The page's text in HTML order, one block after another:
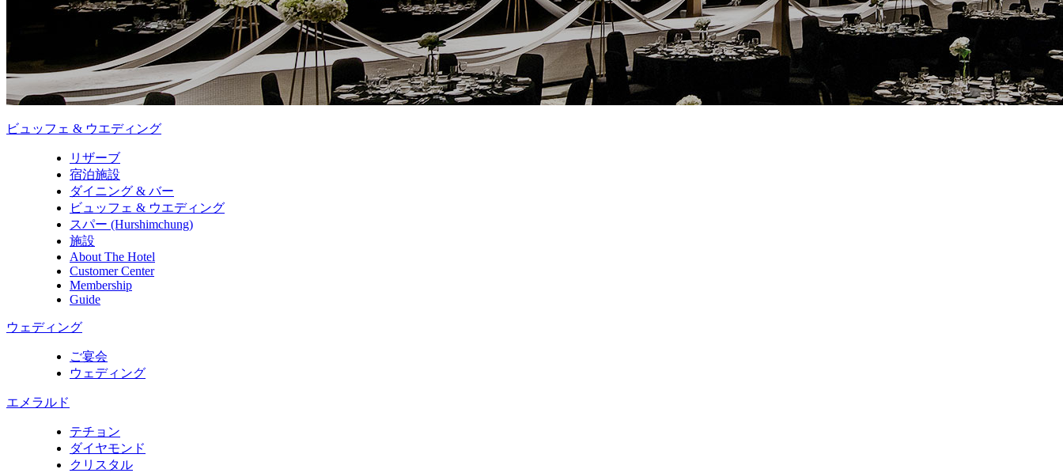
ビュッフェ & ウエディング
リザーブ
宿泊施設
ダイニング & バー
ビュッフェ & ウエディング
スパー (Hurshimchung)
施設
About The Hotel
Customer Center
Membership
Guide
ウェディング
ご宴会
ウェディング
エメラルド
テチョン
ダイヤモンド
クリスタル